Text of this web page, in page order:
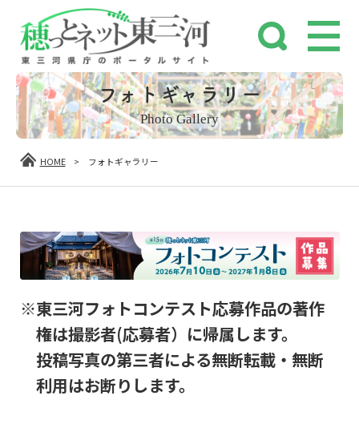
フォトギャラリー
Photo Gallery
HOME > フォトギャラリー
※東三河フォトコンテスト応募作品の著作
権は撮影者(応募者）に帰属します。
投稿写真の第三者による無断転載・無断
利用はお断りします。